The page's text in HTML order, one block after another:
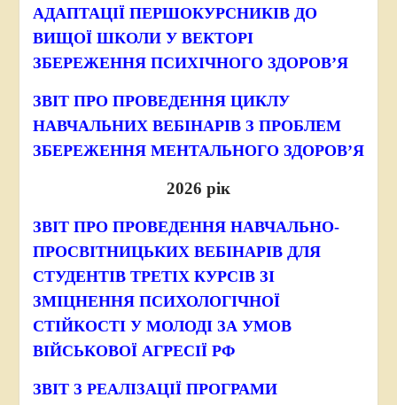
АДАПТАЦІЇ ПЕРШОКУРСНИКІВ ДО
ВИЩОЇ ШКОЛИ У ВЕКТОРІ
ЗБЕРЕЖЕННЯ ПСИХІЧНОГО ЗДОРОВ’Я
ЗВІТ ПРО ПРОВЕДЕННЯ ЦИКЛУ
НАВЧАЛЬНИХ ВЕБІНАРІВ З ПРОБЛЕМ
ЗБЕРЕЖЕННЯ МЕНТАЛЬНОГО ЗДОРОВ’Я
2026 рік
ЗВІТ ПРО ПРОВЕДЕННЯ НАВЧАЛЬНО-
ПРОСВІТНИЦЬКИХ ВЕБІНАРІВ ДЛЯ
СТУДЕНТІВ ТРЕТІХ КУРСІВ ЗІ
ЗМІЦНЕННЯ ПСИХОЛОГІЧНОЇ
СТІЙКОСТІ У МОЛОДІ ЗА УМОВ
ВІЙСЬКОВОЇ АГРЕСІЇ РФ
ЗВІТ З РЕАЛІЗАЦІЇ ПРОГРАМИ